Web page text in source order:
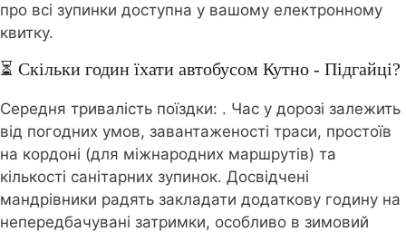
про всі зупинки доступна у вашому електронному
квитку.
⏳ Скільки годин їхати автобусом Кутно - Підгайці?
Середня тривалість поїздки: . Час у дорозі залежить
від погодних умов, завантаженості траси, простоїв
на кордоні (для міжнародних маршрутів) та
кількості санітарних зупинок. Досвідчені
мандрівники радять закладати додаткову годину на
непередбачувані затримки, особливо в зимовий